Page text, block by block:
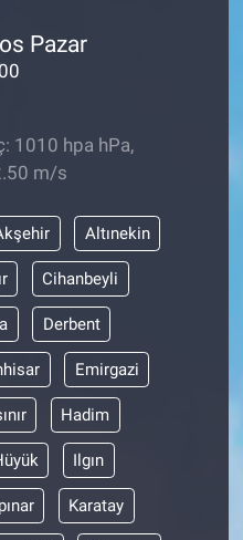
Pazar
1010 hpa hPa,
m/s
Altınekin
Cihanbeyli
Derbent
Emirgazi
Hadim
Ilgın
Karatay